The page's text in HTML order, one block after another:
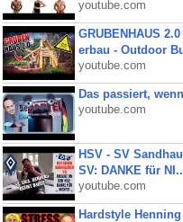
youtube.com
GRUBENHAUS
erbau - Outdoor
youtube.com
Das passiert,
youtube.com
HSV - SV
SV: DANKE für
youtube.com
Hardstyle